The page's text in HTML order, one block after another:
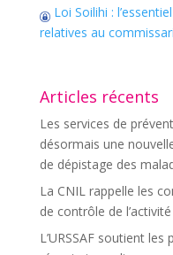
Loi Soilihi :
relatives au
Articles récents
Les services de
désormais une
de dépistage des
La CNIL rappelle les
de contrôle de
L’URSSAF soutient